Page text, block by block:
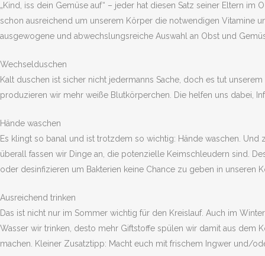
„Kind, iss dein Gemüse auf“ – jeder hat diesen Satz seiner Eltern
schon ausreichend um unserem Körper die notwendigen Vitamine
ausgewogene und abwechslungsreiche Auswahl an Obst und
Wechselduschen
Kalt duschen ist sicher nicht jedermanns Sache, doch es tut
produzieren wir mehr weiße Blutkörperchen. Die helfen uns dabei,
Hände waschen
Es klingt so banal und ist trotzdem so wichtig: Hände waschen. Und
überall fassen wir Dinge an, die potenzielle Keimschleudern sind.
oder desinfizieren um Bakterien keine Chance zu geben in unseren
Ausreichend trinken
Das ist nicht nur im Sommer wichtig für den Kreislauf. Auch im
Wasser wir trinken, desto mehr Giftstoffe spülen wir damit aus dem
machen. Kleiner Zusatztipp: Macht euch mit frischem Ingwer und/